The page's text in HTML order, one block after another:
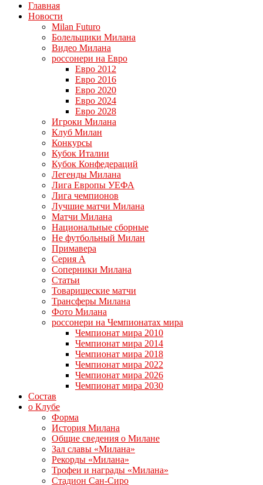
Главная
Новости
Milan Futuro
Болельщики Милана
Видео Милана
россонери на Евро
Евро 2012
Евро 2016
Евро 2020
Евро 2024
Евро 2028
Игроки Милана
Клуб Милан
Конкурсы
Кубок Италии
Кубок Конфедераций
Легенды Милана
Лига Европы УЕФА
Лига чемпионов
Лучшие матчи Милана
Матчи Милана
Национальные сборные
Не футбольный Милан
Примавера
Серия А
Соперники Милана
Статьи
Товарищеские матчи
Трансферы Милана
Фото Милана
россонери на Чемпионатах мира
Чемпионат мира 2010
Чемпионат мира 2014
Чемпионат мира 2018
Чемпионат мира 2022
Чемпионат мира 2026
Чемпионат мира 2030
Состав
о Клубе
Форма
История Милана
Общие сведения о Милане
Зал славы «Милана»
Рекорды «Милана»
Трофеи и награды «Милана»
Стадион Сан-Сиро